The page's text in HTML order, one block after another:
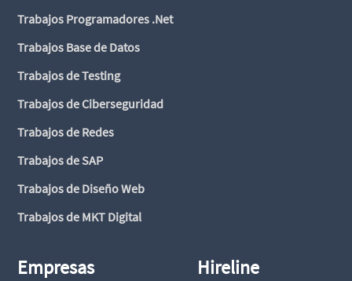
Trabajos Programadores .Net
Trabajos Base de Datos
Trabajos de Testing
Trabajos de Ciberseguridad
Trabajos de Redes
Trabajos de SAP
Trabajos de Diseño Web
Trabajos de MKT Digital
Empresas Hireline